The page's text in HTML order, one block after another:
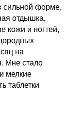
сильной форме,
отдышка,
кожи и ногтей,
на
Мне стало
мелкие
таблетки